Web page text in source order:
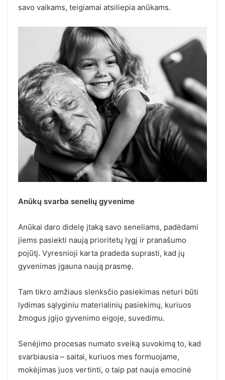
savo vaikams, teigiamai atsiliepia anūkams.
Anūkų svarba senelių gyvenime
Anūkai daro didelę įtaką savo seneliams, padėdami
jiems pasiekti naują prioritetų lygį ir pranašumo
pojūtį. Vyresnioji karta pradeda suprasti, kad jų
gyvenimas įgauna naują prasmę.
Tam tikro amžiaus slenksčio pasiekimas neturi būti
lydimas sąlyginiu materialinių pasiekimų, kuriuos
žmogus įgijo gyvenimo eigoje, suvedimu.
Senėjimo procesas numato sveiką suvokimą to, kad
svarbiausia – saitai, kuriuos mes formuojame,
mokėjimas juos vertinti, o taip pat nauja emocinė